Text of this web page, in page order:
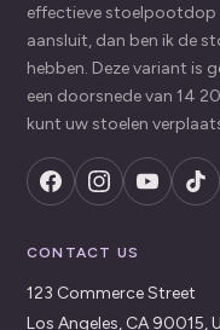
effectieve stoelpootdop
aansluit, dan ben ik de
hebben. Deze variant is
een doorsnede van 14
kunt uw stoelen
CONTACT US
123 Commerce Street
Los Angeles, CA 90015,